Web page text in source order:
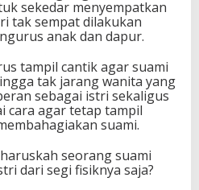
sekedar menyempatkan
tak sempat dilakukan
anak dan dapur.
tampil cantik agar suami
tak jarang wanita yang
sebagai istri sekaligus
cara agar tetap tampil
suami.
seorang suami
dari segi fisiknya saja?